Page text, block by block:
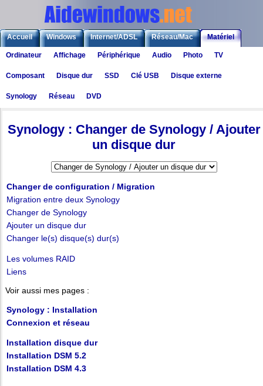
Accueil Windows Internet/ADSL Réseau/Mac Matériel
Logiciels Liens Jeux
Ordinateur Affichage Périphérique Audio Photo TV
Composant Disque dur SSD Clé USB Disque externe
Synology Réseau DVD
Synology : Changer de Synology / Ajouter
un disque dur
Changer de configuration / Migration
Migration entre deux Synology
Changer de Synology
Ajouter un disque dur
Changer le(s) disque(s) dur(s)
Les volumes RAID
Liens
Voir aussi mes pages :
Synology : Installation
Connexion et réseau
Installation disque dur
Installation DSM 5.2
Installation DSM 4.3